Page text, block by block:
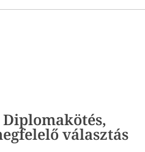
választás